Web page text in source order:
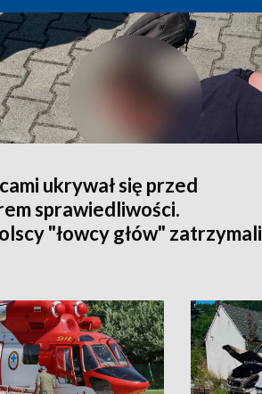
ukrywał się przed
sprawiedliwości.
"łowcy głów" zatrzymali